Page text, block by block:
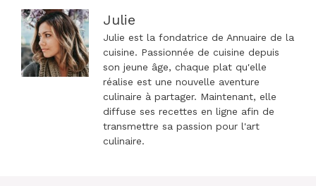
Julie
Julie est la fondatrice de Annuaire de la
cuisine. Passionnée de cuisine depuis
son jeune âge, chaque plat qu'elle
réalise est une nouvelle aventure
culinaire à partager. Maintenant, elle
diffuse ses recettes en ligne afin de
transmettre sa passion pour l'art
culinaire.